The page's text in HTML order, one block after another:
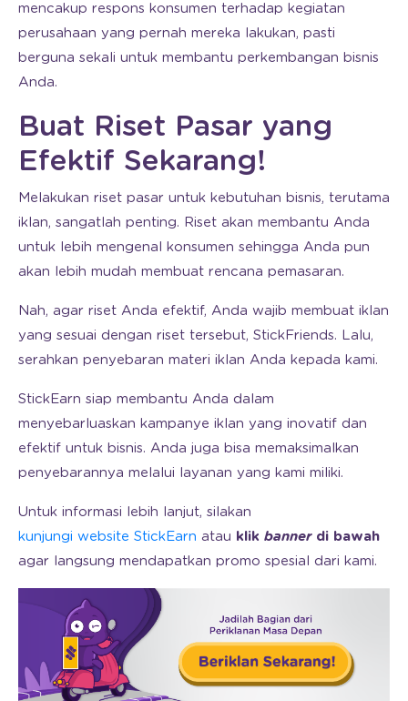
mencakup respons konsumen terhadap kegiatan
perusahaan yang pernah mereka lakukan, pasti
berguna sekali untuk membantu perkembangan bisnis
Anda.
Buat Riset Pasar yang
Efektif Sekarang!
Melakukan riset pasar untuk kebutuhan bisnis, terutama
iklan, sangatlah penting. Riset akan membantu Anda
untuk lebih mengenal konsumen sehingga Anda pun
akan lebih mudah membuat rencana pemasaran.
Nah, agar riset Anda efektif, Anda wajib membuat iklan
yang sesuai dengan riset tersebut, StickFriends. Lalu,
serahkan penyebaran materi iklan Anda kepada kami.
StickEarn siap membantu Anda dalam
menyebarluaskan kampanye iklan yang inovatif dan
efektif untuk bisnis. Anda juga bisa memaksimalkan
penyebarannya melalui layanan yang kami miliki.
Untuk informasi lebih lanjut, silakan
kunjungi website StickEarn atau klik bannerdi bawah
agar langsung mendapatkan promo spesial dari kami.